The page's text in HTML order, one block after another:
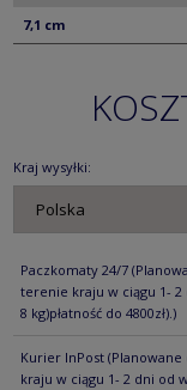
7,1 cm
Kraj wysyłki:
Paczkomaty 24/7
terenie kraju w ciągu 1- 2
8 kg)płatność do 4800zł).)
Kurier InPost
kraju w ciągu 1- 2 dni od